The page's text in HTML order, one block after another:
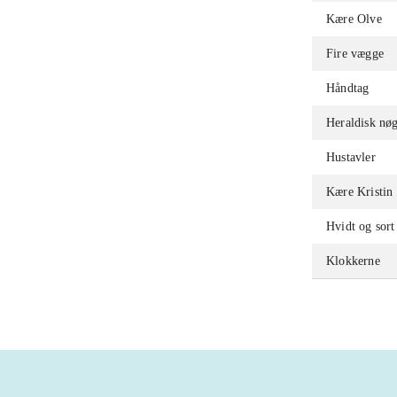
Kære Olve
Fire vægge
Håndtag
Heraldisk
Hustavler
Kære Kristin
Hvidt og sort
Klokkerne